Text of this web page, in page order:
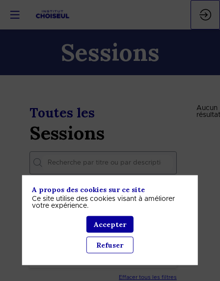
Sessions
Toutes les
Sessions
DATES
Effacer tous les filtres
Aucun
résultat
A propos des cookies sur ce site
Ce site utilise des cookies visant à améliorer
votre expérience.
Accepter
Refuser